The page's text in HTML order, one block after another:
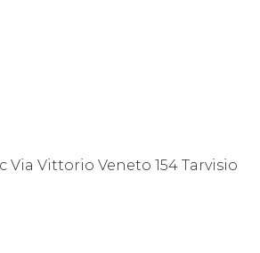
Via Vittorio Veneto 154 Tarvisio